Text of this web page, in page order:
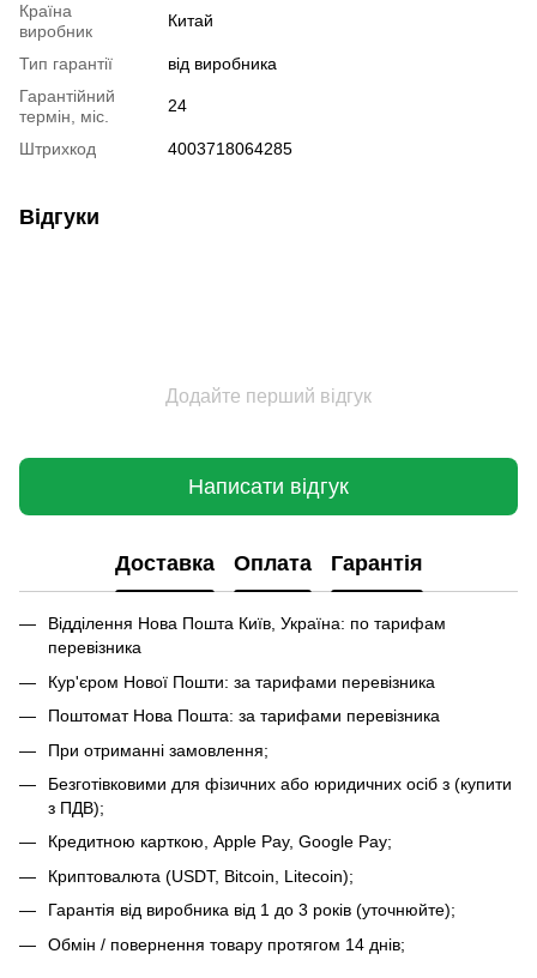
Країна
виробник
Китай
Тип гарантії
від виробника
Гарантійний
термін, міс.
24
Штрихкод 4003718064285
Відгуки
Додайте перший відгук
Написати відгук
Доставка Оплата Гарантія
Відділення Нова Пошта Київ, Україна: по тарифам
перевізника
Кур'єром Нової Пошти: за тарифами перевізника
Поштомат Нова Пошта: за тарифами перевізника
При отриманні замовлення;
Безготівковими для фізичних або юридичних осіб з (купити
з ПДВ);
Кредитною карткою, Apple Pay, Google Pay;
Криптовалюта (USDT, Bitcoin, Litecoin);
Гарантія від виробника від 1 до 3 років (уточнюйте);
Обмін / повернення товару протягом 14 днів;